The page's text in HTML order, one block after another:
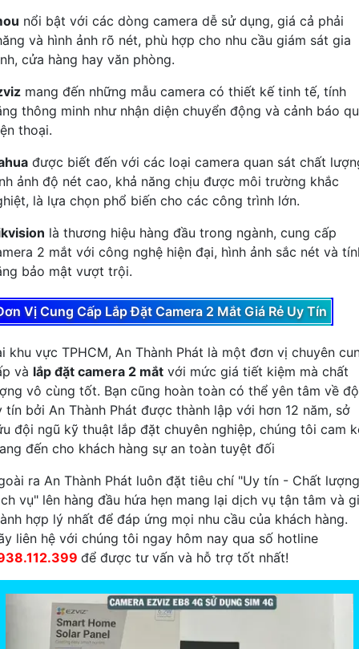
nổi bật với các dòng camera dễ sử dụng, giá cả phải
và hình ảnh rõ nét, phù hợp cho nhu cầu giám sát gia
cửa hàng hay văn phòng.
mang đến những mẫu camera có thiết kế tinh tế, tính
thông minh như nhận diện chuyển động và cảnh báo
thoại.
được biết đến với các loại camera quan sát chất
ảnh độ nét cao, khả năng chịu được môi trường khắc
là lựa chọn phổ biến cho các công trình lớn.
là thương hiệu hàng đầu trong ngành, cung cấp
2 mắt với công nghệ hiện đại, hình ảnh sắc nét và
bảo mật vượt trội.
Vị Cung Cấp Lắp Đặt Camera 2 Mắt Giá Rẻ Uy Tín
khu vực TPHCM, An Thành Phát là một đơn vị chuyên
và lắp đặt camera 2 mắt với mức giá tiết kiệm mà chất
vô cùng tốt. Bạn cũng hoàn toàn có thể yên tâm về độ
tín bởi An Thành Phát được thành lập với hơn 12 năm, sở
đội ngũ kỹ thuật lắp đặt chuyên nghiệp, chúng tôi cam
đến cho khách hàng sự an toàn tuyệt đối
ra An Thành Phát luôn đặt tiêu chí "Uy tín - Chất
vụ" lên hàng đầu hứa hẹn mang lại dịch vụ tận tâm và
hợp lý nhất để đáp ứng mọi nhu cầu của khách hàng.
liên hệ với chúng tôi ngay hôm nay qua số hotline
để được tư vấn và hỗ trợ tốt nhất!